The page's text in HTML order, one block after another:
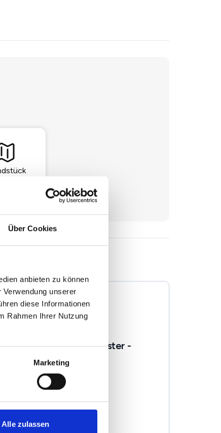
Über Cookies
anbieten zu können
unserer
diese Informationen
Rahmen Ihrer Nutzung
Marketing
Alle zulassen
Soucek Immobilien Münster -
Sabine Soucek
Immobilienmakler
48147 Münster
zum Anbieter